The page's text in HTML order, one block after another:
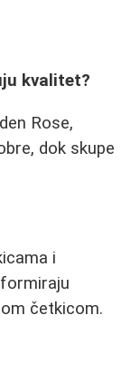
kvalitet?
Rose,
dok skupe
i
četkicom.